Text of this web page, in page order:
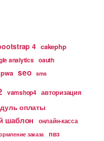
4 cakephp
analytics oauth
pwa seo sms
vamshop4 авторизация
оплаты
шаблон онлайн-касса
заказа пвз